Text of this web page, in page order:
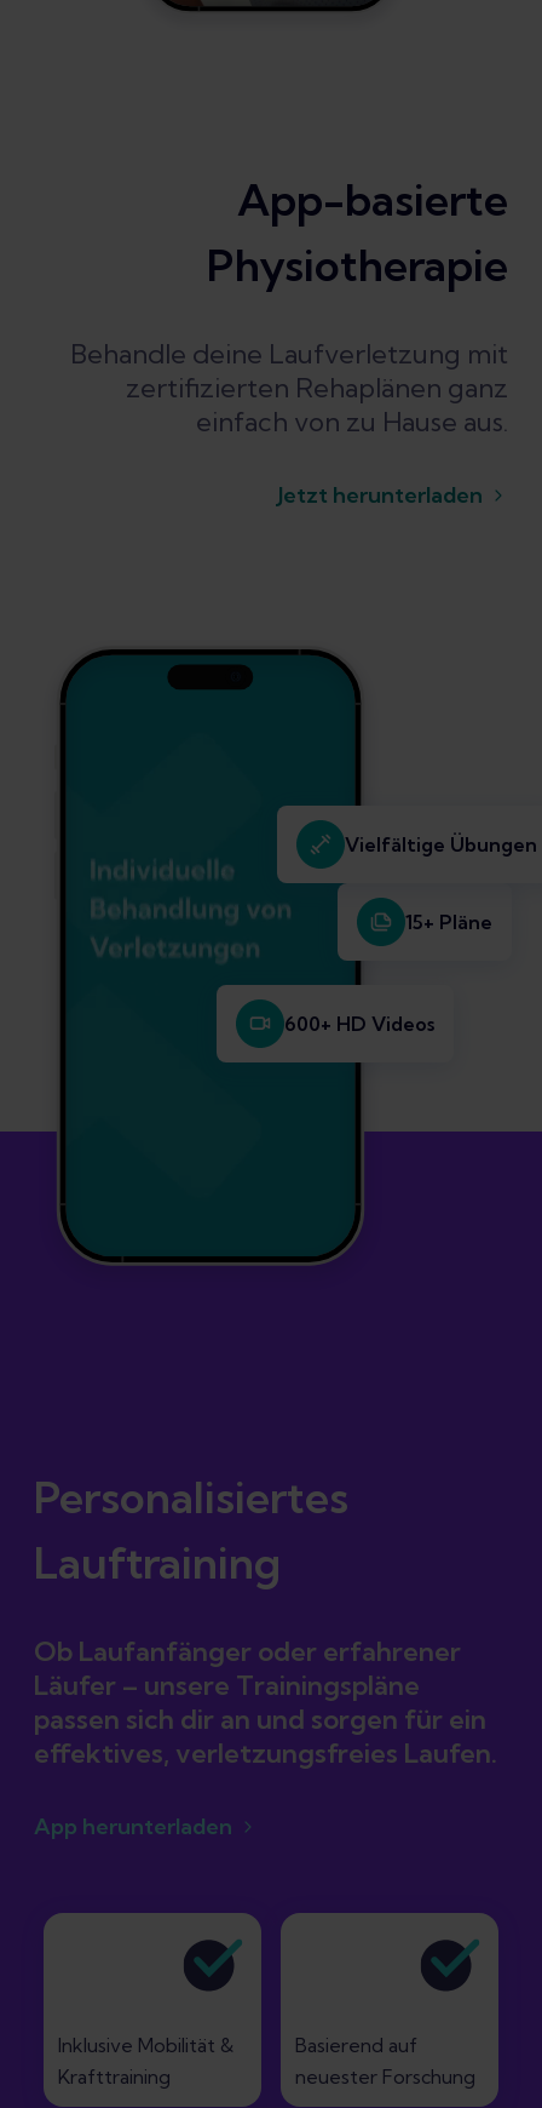
Vielfältige Übungen
15+ Pläne
600+ HD Videos
App-basierte
Physiotherapie
Behandle deine Laufverletzung mit
zertifizierten Rehaplänen ganz
einfach von zu Hause aus.
Jetzt herunterladen
Personalisiertes
Lauftraining
Ob Laufanfänger oder erfahrener
Läufer – unsere Trainingspläne
passen sich dir an und sorgen für ein
App herunterladen
Basierend auf
neuester Forschung
Inklusive Mobilität &
Krafttraining